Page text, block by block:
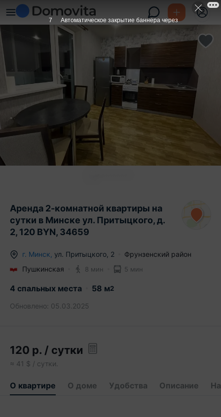
Аренда 2-комнатной квартиры на
сутки в Минске ул. Притыцкого, д.
2, 120 BYN, 34659
г. Минск ул. Притыцкого 2
Фрунзенский район
Пушкинская
8 мин 5 мин
4 спальных места 58 м2
Обновлено: 05.03.2025
120 р. / сутки
≈ 41 $ / сутки.
О квартире О доме Удобства Описание
6 Автоматическое закрытие баннера через